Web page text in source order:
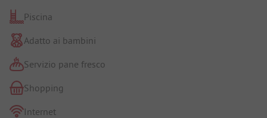
Piscina
Adatto ai bambini
Servizio pane fresco
Shopping
Internet